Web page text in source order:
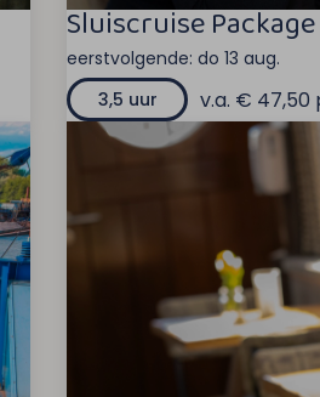
Sluiscruise
eerstvolgende: do 13 aug.
3,5 uur
v.a. € 47,50